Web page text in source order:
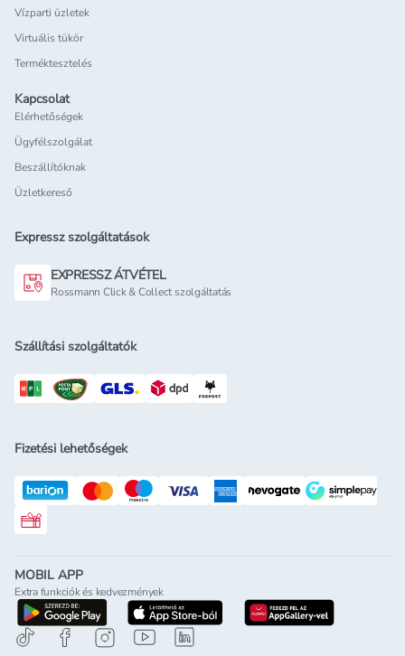
Vízparti üzletek
Virtuális tükör
Terméktesztelés
Kapcsolat
Elérhetőségek
Ügyfélszolgálat
Beszállítóknak
Üzletkereső
Expressz szolgáltatások
EXPRESSZ ÁTVÉTEL
Rossmann Click & Collect szolgáltatás
Szállítási szolgáltatók
Fizetési lehetőségek
Rossmann ajándékkártya
MOBIL APP
Extra funkciók és kedvezmények
letöltés a google-play-rölletöltés az app-store-ból
letöltés